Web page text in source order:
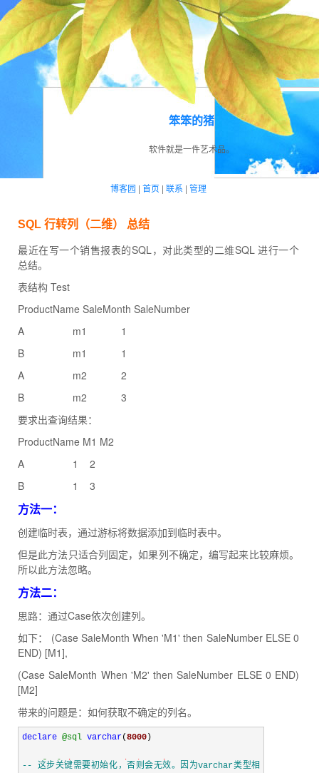
笨笨的猪
软件就是一件艺术品。
博客园 | 首页 | 联系 | 管理
SQL 行转列（二维） 总结
最近在写一个销售报表的SQL，对此类型的二维SQL 进行一个
总结。
表结构 Test
ProductName SaleMonth SaleNumber
A m1 1
B m1 1
A m2 2
B m2 3
要求出查询结果：
ProductName M1 M2
A 1 2
B 1 3
方法一：
创建临时表，通过游标将数据添加到临时表中。
但是此方法只适合列固定，如果列不确定，编写起来比较麻烦。
所以此方法忽略。
方法二：
思路：通过Case依次创建列。
如下： (Case SaleMonth When 'M1' then SaleNumber ELSE 0
END) [M1],
(Case SaleMonth When 'M2' then SaleNumber ELSE 0 END)
[M2]
带来的问题是：如何获取不确定的列名。
declare @sql varchar(8000 )
SET @sql='SELECT ProductName'
-- 这步关键需要初始化，否则会无效。因为varchar类型相